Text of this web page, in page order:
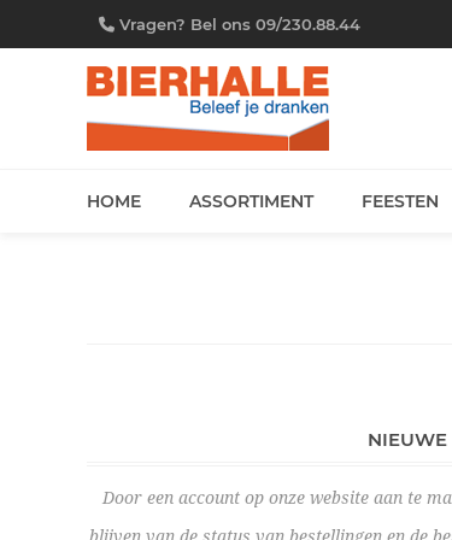
Vragen? Bel ons 09/230.88.44
HOME ASSORTIMENT FEESTEN
NIEUWE
Door een account op onze website aan te